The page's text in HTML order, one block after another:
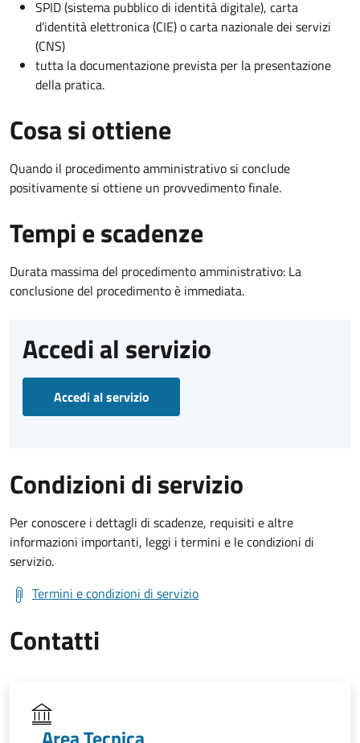
SPID (sistema pubblico di identità digitale), carta
d’identità elettronica (CIE) o carta nazionale dei servizi
(CNS)
tutta la documentazione prevista per la presentazione
della pratica.
Cosa si ottiene
Quando il procedimento amministrativo si conclude
positivamente si ottiene un provvedimento finale.
Tempi e scadenze
Durata massima del procedimento amministrativo: La
conclusione del procedimento è immediata.
Accedi al servizio
Accedi al servizio
Condizioni di servizio
Per conoscere i dettagli di scadenze, requisiti e altre
informazioni importanti, leggi i termini e le condizioni di
servizio.
Termini e condizioni di servizio
Contatti